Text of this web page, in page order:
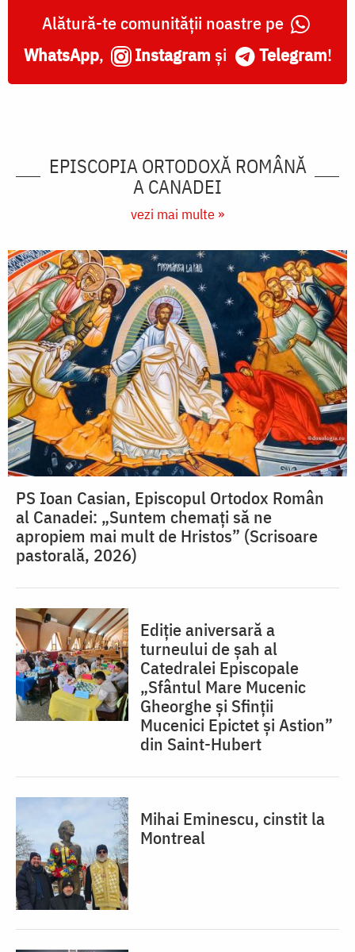
Alătură-te comunității noastre pe
WhatsApp, Instagram și Telegram!
EPISCOPIA ORTODOXĂ ROMÂNĂ
A CANADEI
vezi mai multe »
PS Ioan Casian, Episcopul Ortodox Român
al Canadei: „Suntem chemați să ne
apropiem mai mult de Hristos” (Scrisoare
pastorală, 2026)
Ediție aniversară a
turneului de șah al
Catedralei Episcopale
„Sfântul Mare Mucenic
Gheorghe și Sfinții
Mucenici Epictet și Astion”
din Saint-Hubert
Mihai Eminescu, cinstit la
Montreal